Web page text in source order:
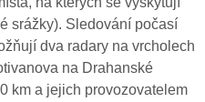
srážky). Sledování počasí
dva radary na vrcholech
na Drahanské
km a jejich provozovatelem